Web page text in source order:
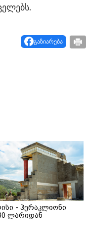
გაზიარება
- ჰერაკლიონი
ლარიდან